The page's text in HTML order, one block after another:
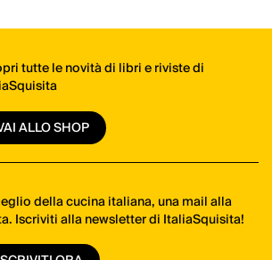
tutte le novità di libri e riviste di
ALLO SHOP
della cucina italiana, una mail alla
Iscriviti alla newsletter di ItaliaSquisita!